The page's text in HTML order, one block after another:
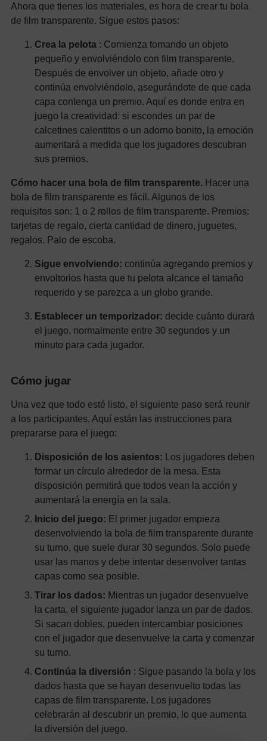
Ahora que tienes los materiales, es hora de crear tu bola
de film transparente. Sigue estos pasos:
Crea la pelota : Comienza tomando un objeto
pequeño y envolviéndolo con film transparente.
Después de envolver un objeto, añade otro y
continúa envolviéndolo, asegurándote de que cada
capa contenga un premio. Aquí es donde entra en
juego la creatividad: si escondes un par de
calcetines calentitos o un adorno bonito, la emoción
aumentará a medida que los jugadores descubran
sus premios.
Cómo hacer una bola de film transparente. Hacer una
bola de film transparente es fácil. Algunos de los
requisitos son: 1 o 2 rollos de film transparente. Premios:
tarjetas de regalo, cierta cantidad de dinero, juguetes,
regalos. Palo de escoba.
Sigue envolviendo: continúa agregando premios y
envoltorios hasta que tu pelota alcance el tamaño
requerido y se parezca a un globo grande.
Establecer un temporizador: decide cuánto durará
el juego, normalmente entre 30 segundos y un
minuto para cada jugador.
Cómo jugar
Una vez que todo esté listo, el siguiente paso será reunir
a los participantes. Aquí están las instrucciones para
prepararse para el juego:
Disposición de los asientos: Los jugadores deben
formar un círculo alrededor de la mesa. Esta
disposición permitirá que todos vean la acción y
aumentará la energía en la sala.
Inicio del juego: El primer jugador empieza
desenvolviendo la bola de film transparente durante
su turno, que suele durar 30 segundos. Solo puede
usar las manos y debe intentar desenvolver tantas
capas como sea posible.
Tirar los dados: Mientras un jugador desenvuelve
la carta, el siguiente jugador lanza un par de dados.
Si sacan dobles, pueden intercambiar posiciones
con el jugador que desenvuelve la carta y comenzar
su turno.
Continúa la diversión : Sigue pasando la bola y los
dados hasta que se hayan desenvuelto todas las
capas de film transparente. Los jugadores
celebrarán al descubrir un premio, lo que aumenta
la diversión del juego.